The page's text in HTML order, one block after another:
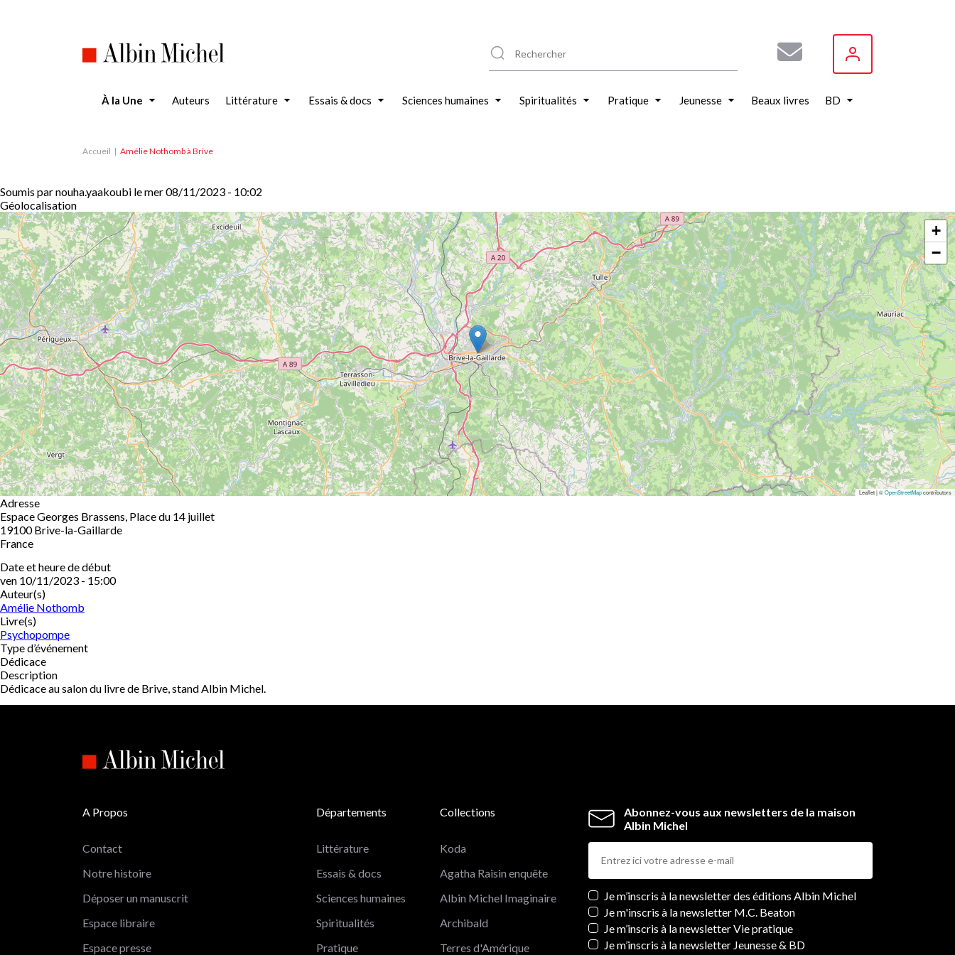
À la Une Auteurs Littérature Essais & docs Sciences humaines Spiritualités Pratique Jeunesse Beaux livres BD
Accueil Amélie Nothomb à Brive
Soumis parnouha.yaakoubi lemer 08/11/2023 - 10:02
Géolocalisation
+
−
Leaflet | ©OpenStreetMapcontributors
Adresse
Espace Georges Brassens, Place du 14 juillet
19100 Brive-la-Gaillarde
France
Date et heure de début
ven 10/11/2023 - 15:00
Auteur(s)
Amélie Nothomb
Livre(s)
Psychopompe
Type d’événement
Dédicace
Description
Dédicace au salon du livre de Brive, stand Albin Michel.
Abonnez-vous aux newsletters de la maison
Albin Michel
Newsletters
Je m’inscris à la newsletter des éditions Albin Michel
Je m'inscris à la newsletter M.C. Beaton
Je m’inscris à la newsletter Vie pratique
Je m’inscris à la newsletter Jeunesse & BD
A Propos
Contact
Notre histoire
Déposer un manuscrit
Espace libraire
Espace presse
Départements
Littérature
Essais & docs
Sciences humaines
Spiritualités
Pratique
Collections
Koda
Agatha Raisin enquête
Albin Michel Imaginaire
Archibald
Terres d'Amérique